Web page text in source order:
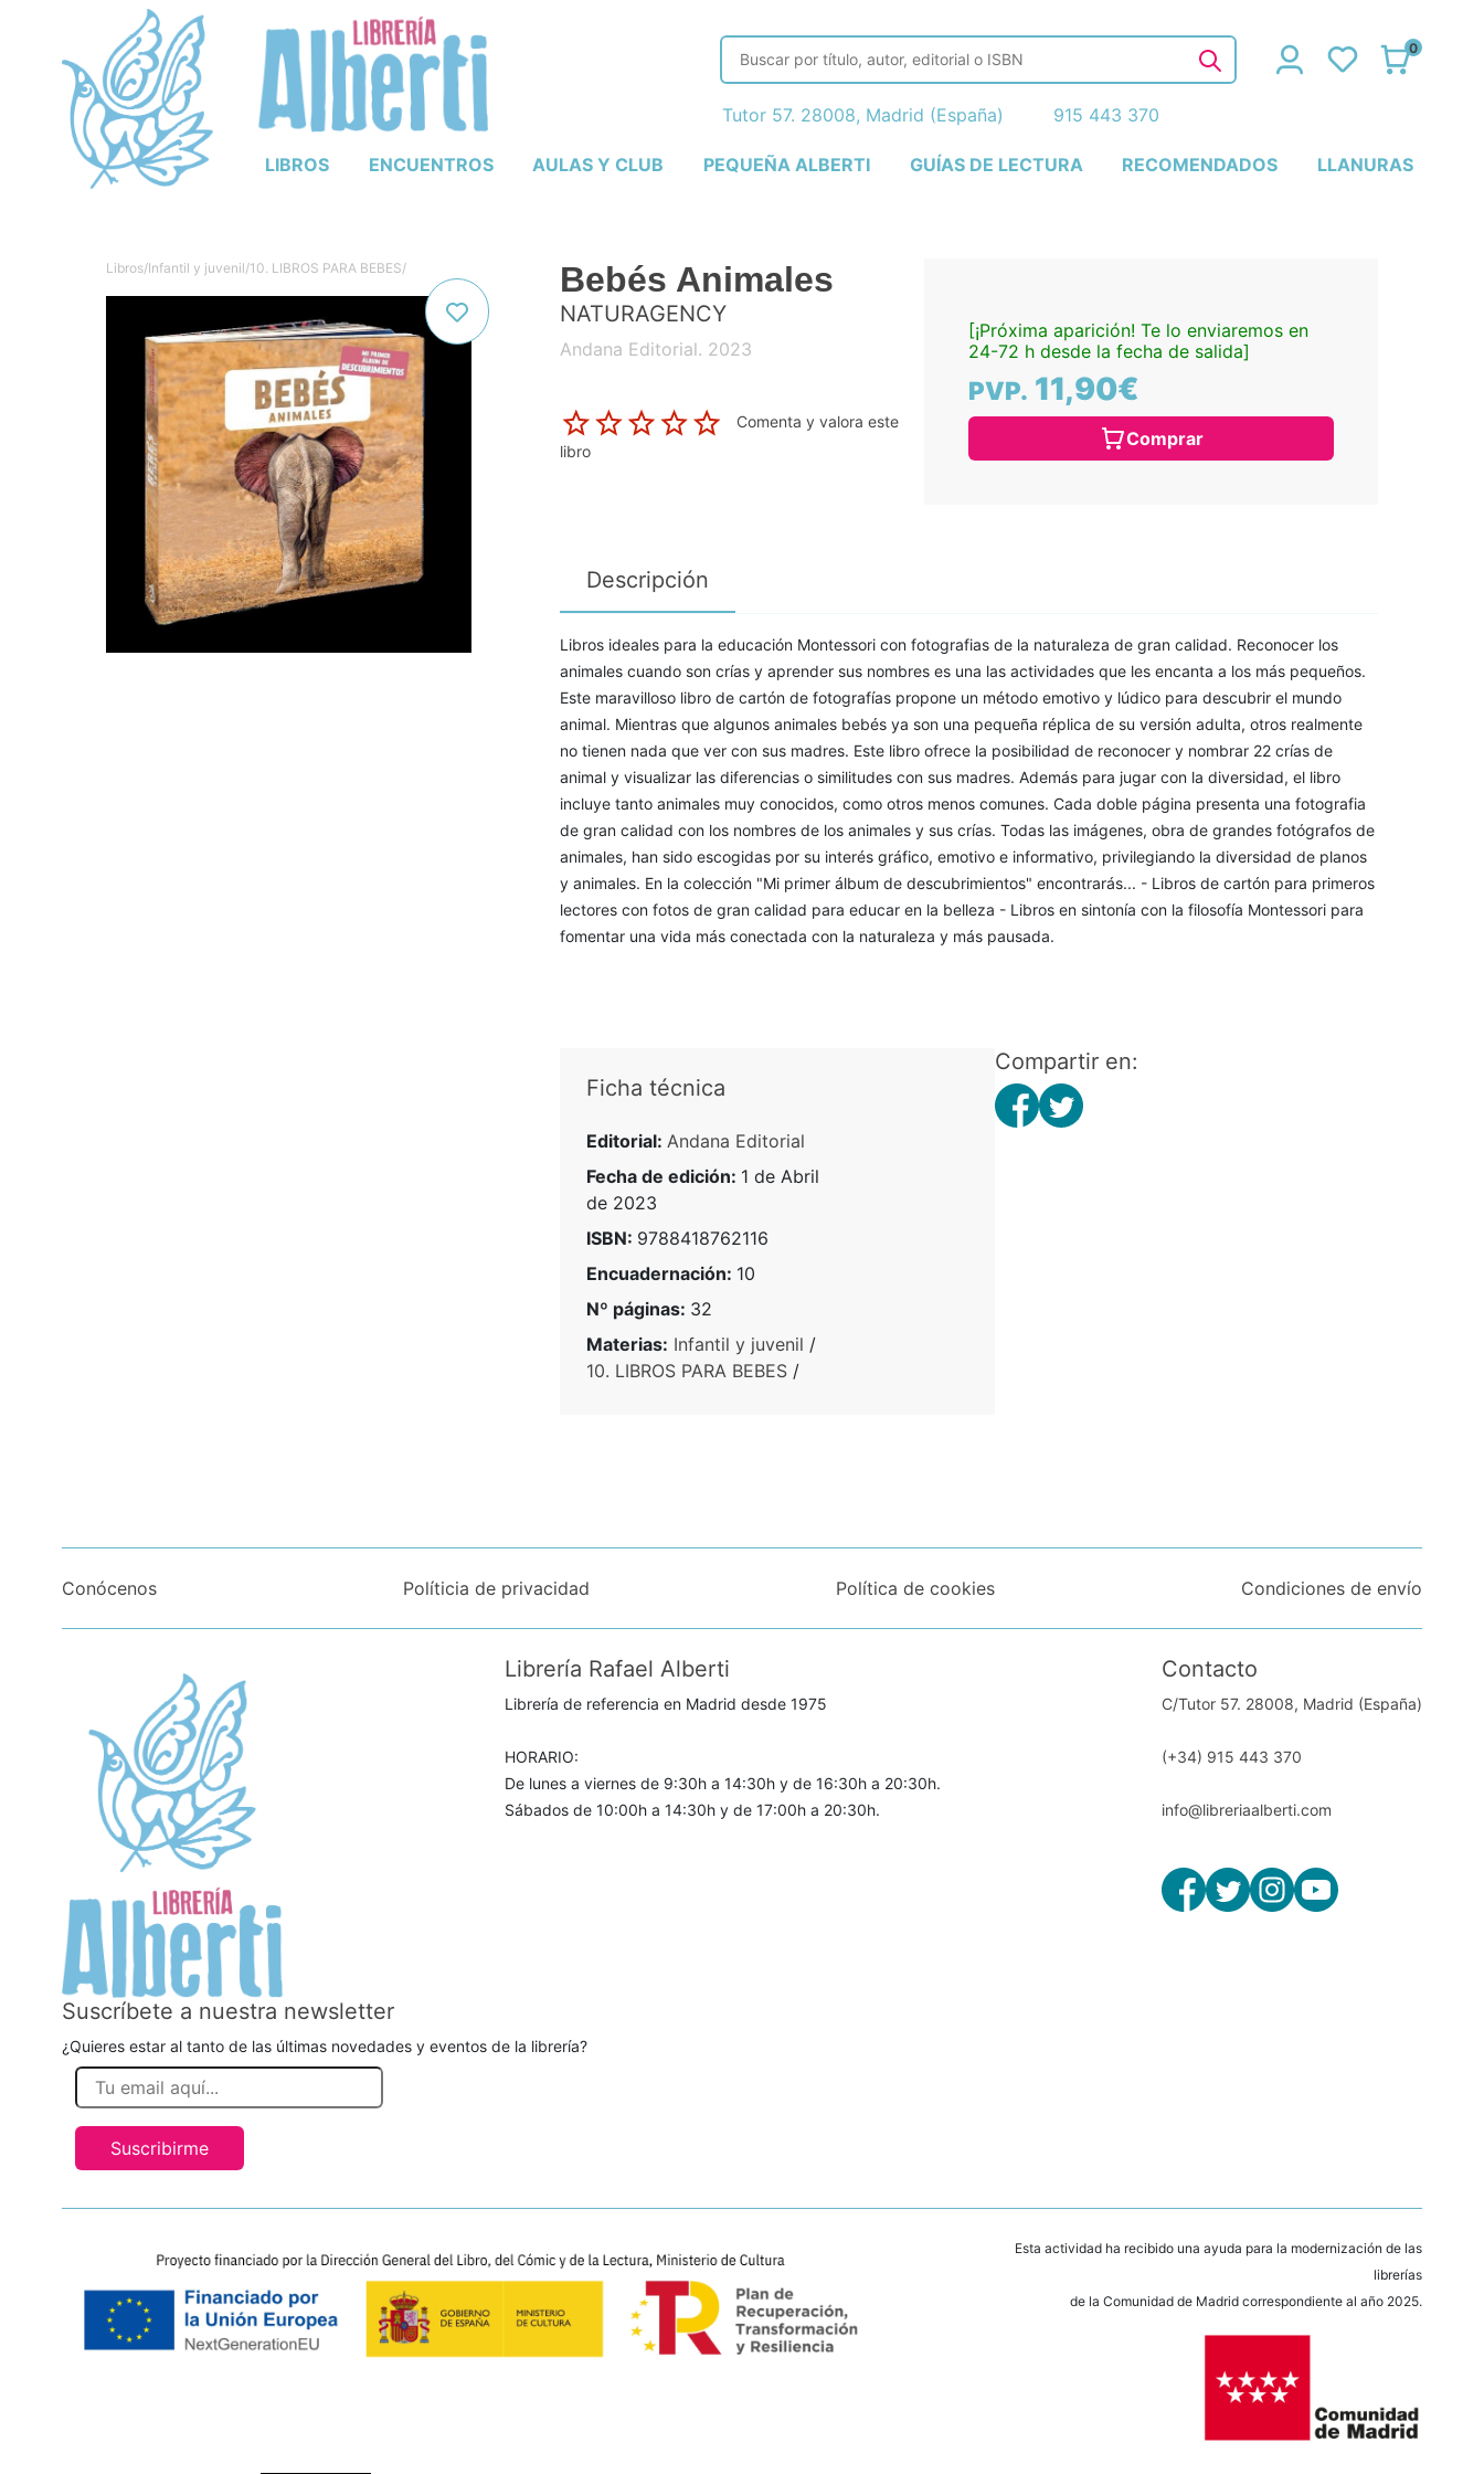
LIBROS ENCUENTROS AULAS Y CLUB PEQUEÑA ALBERTI GUÍAS DE LECTURA RECOMENDADOS LLANURAS
0
Tutor 57. 28008, Madrid (España) 915 443 370
Libros/Infantil y juvenil/10. LIBROS PARA BEBES/ Bebés Animales
NATURAGENCY
Andana Editorial. 2023
Comenta y valora este
libro
[¡Próxima aparición! Te lo enviaremos en
24-72 h desde la fecha de salida]
PVP. 11,90€
Comprar
Descripción
Libros ideales para la educación Montessori con fotografias de la naturaleza de gran calidad. Reconocer los
animales cuando son crías y aprender sus nombres es una las actividades que les encanta a los más pequeños.
Este maravilloso libro de cartón de fotografías propone un método emotivo y lúdico para descubrir el mundo
animal. Mientras que algunos animales bebés ya son una pequeña réplica de su versión adulta, otros realmente
no tienen nada que ver con sus madres. Este libro ofrece la posibilidad de reconocer y nombrar 22 crías de
animal y visualizar las diferencias o similitudes con sus madres. Además para jugar con la diversidad, el libro
incluye tanto animales muy conocidos, como otros menos comunes. Cada doble página presenta una fotografia
de gran calidad con los nombres de los animales y sus crías. Todas las imágenes, obra de grandes fotógrafos de
animales, han sido escogidas por su interés gráfico, emotivo e informativo, privilegiando la diversidad de planos
y animales. En la colección "Mi primer álbum de descubrimientos" encontrarás... - Libros de cartón para primeros
lectores con fotos de gran calidad para educar en la belleza - Libros en sintonía con la filosofía Montessori para
fomentar una vida más conectada con la naturaleza y más pausada.
Ficha técnica
Editorial: Andana Editorial
Fecha de edición: 1 de Abril
de 2023
ISBN: 9788418762116
Encuadernación: 10
Nº páginas: 32
Materias: Infantil y juvenil /
10. LIBROS PARA BEBES/
Compartir en:
Conócenos Políticia de privacidad Política de cookies Condiciones de envío
Librería Rafael Alberti
Librería de referencia en Madrid desde 1975
HORARIO:
De lunes a viernes de 9:30h a 14:30h y de 16:30h a 20:30h.
Sábados de 10:00h a 14:30h y de 17:00h a 20:30h.
Contacto
C/Tutor 57. 28008, Madrid (España)
(+34) 915 443 370
info@libreriaalberti.com
Suscríbete a nuestra newsletter
¿Quieres estar al tanto de las últimas novedades y eventos de la librería?
Suscribirme
Esta actividad ha recibido una ayuda para la modernización de las
librerías
de la Comunidad de Madrid correspondiente al año 2025.